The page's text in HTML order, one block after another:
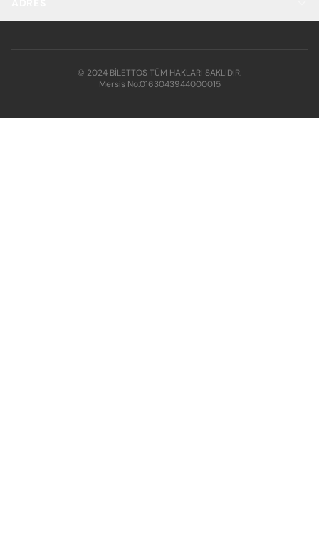
© 2024 BİLETTOS TÜM HAKLARI SAKLIDIR.
Mersis No:0163043944000015